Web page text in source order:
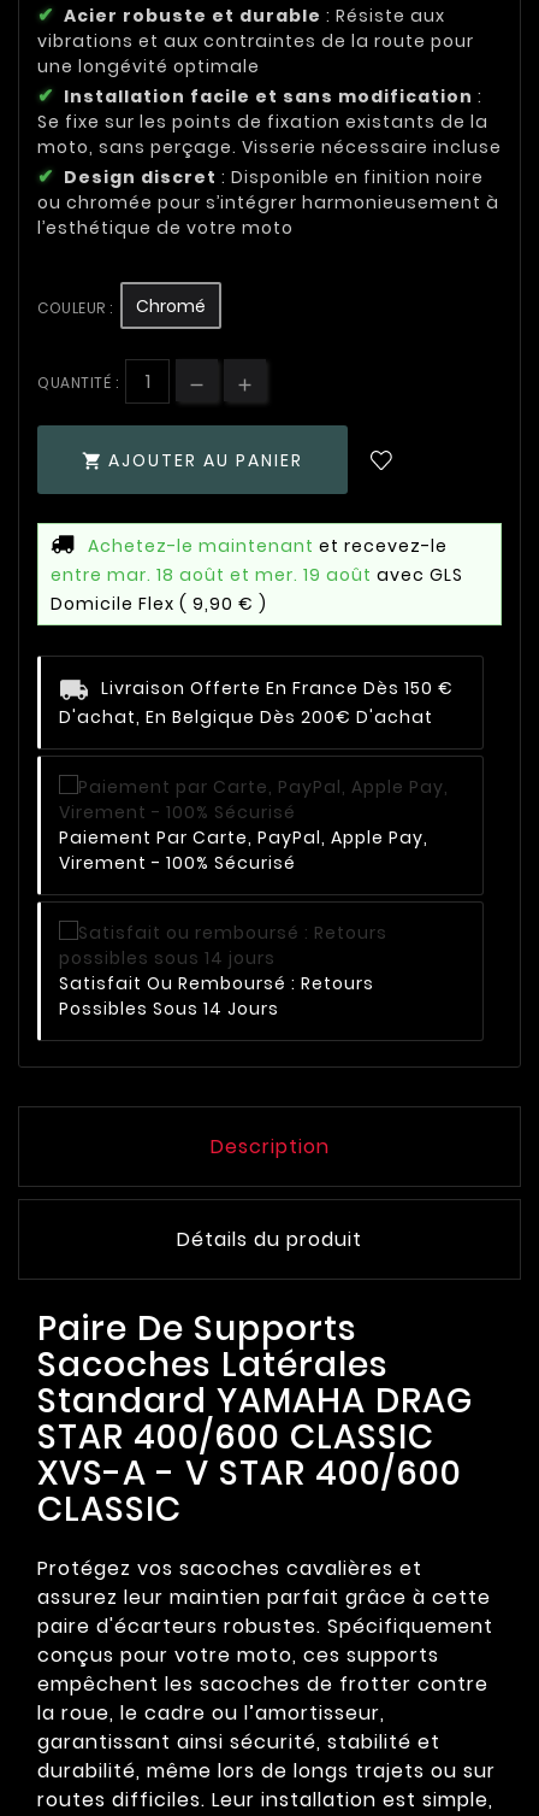
Acier robuste et durable : Résiste aux
vibrations et aux contraintes de la route pour
une longévité optimale
Installation facile et sans modification :
Se fixe sur les points de fixation existants de la
moto, sans perçage. Visserie nécessaire incluse
Design discret : Disponible en finition noire
ou chromée pour s’intégrer harmonieusement à
l’esthétique de votre moto
COULEUR : Chromé
QUANTITÉ :
 AJOUTER AU PANIER
Achetez-le maintenant et recevez-le
entre mar. 18 août et mer. 19 août avec GLS
Domicile Flex ( 9,90 € )
Livraison Offerte En France Dès 150 €
D'achat, En Belgique Dès 200€ D'achat
Paiement Par Carte, PayPal, Apple Pay,
Virement - 100% Sécurisé
Satisfait Ou Remboursé : Retours
Possibles Sous 14 Jours
Description
Détails du produit
Paire De Supports
Sacoches Latérales
Standard YAMAHA DRAG
STAR 400/600 CLASSIC
XVS-A - V STAR 400/600
CLASSIC
Protégez vos sacoches cavalières et
assurez leur maintien parfait grâce à cette
paire d'écarteurs robustes. Spécifiquement
conçus pour votre moto, ces supports
empêchent les sacoches de frotter contre
la roue, le cadre ou l’amortisseur,
garantissant ainsi sécurité, stabilité et
durabilité, même lors de longs trajets ou sur
routes difficiles. Leur installation est simple,